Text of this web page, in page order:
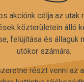
akciónk célja az utak
közterületein álló
felújítása és állaguk
utókor számára.
részt venni az